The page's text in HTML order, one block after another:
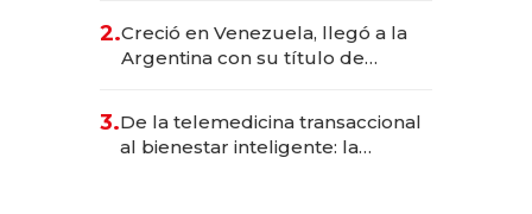
2.Creció en Venezuela, llegó a la
Argentina con su título de
las marcas "fast premium"
3.De la telemedicina transaccional
al bienestar inteligente: la